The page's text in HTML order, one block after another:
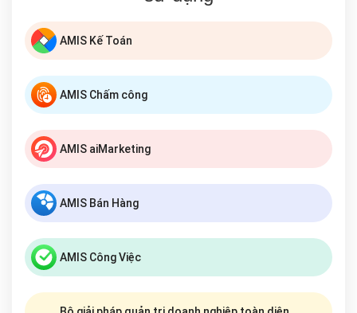
AMIS Kế Toán
AMIS Chấm công
AMIS aiMarketing
AMIS Bán Hàng
AMIS Công Việc